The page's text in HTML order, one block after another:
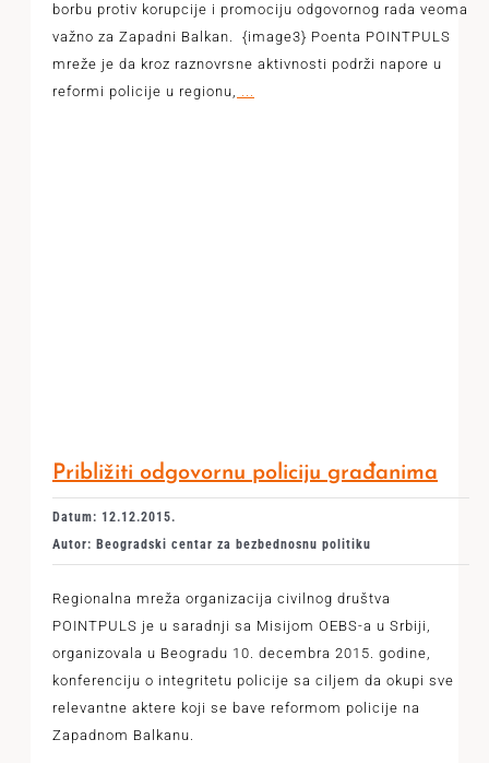
borbu protiv korupcije i promociju odgovornog rada veoma
važno za Zapadni Balkan. {image3} Poenta POINTPULS
mreže je da kroz raznovrsne aktivnosti podrži napore u
reformi policije u regionu, ...
Približiti odgovornu policiju građanima
Datum: 12.12.2015.
Autor: Beogradski centar za bezbednosnu politiku
Regionalna mreža organizacija civilnog društva
POINTPULS je u saradnji sa Misijom OEBS-a u Srbiji,
organizovala u Beogradu 10. decembra 2015. godine,
konferenciju o integritetu policije sa ciljem da okupi sve
relevantne aktere koji se bave reformom policije na
Zapadnom Balkanu.